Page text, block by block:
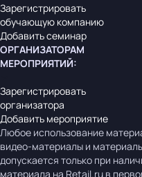
Зарегистрировать
обучающую компанию
Добавить семинар
ОРГАНИЗАТОРАМ
МЕРОПРИЯТИЙ:
Зарегистрировать
организатора
Добавить мероприятие
Любое использование
видео-материалы и
допускается только при
материала на Retail.ru в